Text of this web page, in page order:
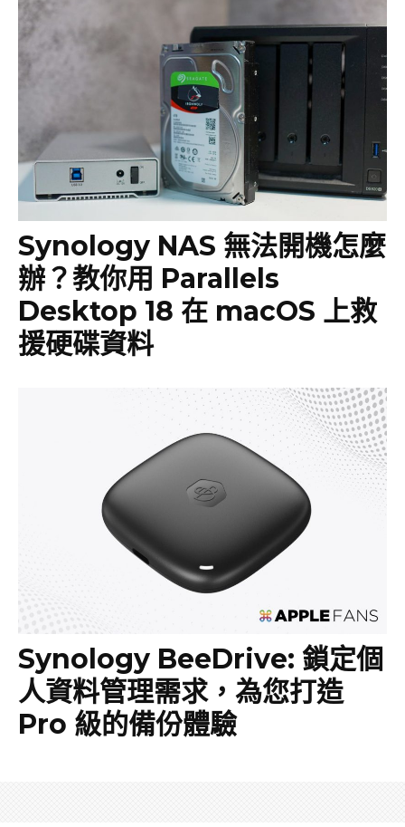
Synology NAS 無法開機怎麼
辦？教你用 Parallels
Desktop 18 在 macOS 上救
援硬碟資料
Synology BeeDrive: 鎖定個
人資料管理需求，為您打造
Pro 級的備份體驗